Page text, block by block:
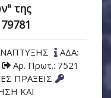
της
ΑΔΑ:
Αρ. Πρωτ.: 7521
ΠΡΑΞΕΙΣ
ΚΑΙ